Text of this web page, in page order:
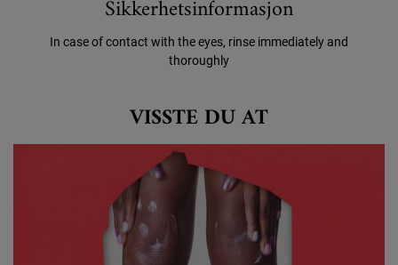
Sikkerhetsinformasjon
In case of contact with the eyes, rinse immediately and
thoroughly
VISSTE DU AT